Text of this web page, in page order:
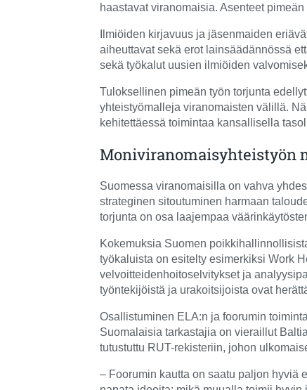
haastavat viranomaisia. Asenteet
Ilmiöiden kirjavuus ja jäsenmaiden
aiheuttavat sekä erot lainsäädännössä
sekä työkalut uusien ilmiöiden
Tuloksellinen pimeän työn torjunta
yhteistyömalleja viranomaisten välillä.
kehitettäessä toimintaa kansallisella
Moniviranomaisyhteistyön
Suomessa viranomaisilla on vahva
strateginen sitoutuminen harmaan
torjunta on osa laajempaa
Kokemuksia Suomen
työkaluista on esitelty esimerkiksi Work
velvoitteidenhoitoselvitykset ja
työntekijöistä ja urakoitsijoista ovat
Osallistuminen ELA:n ja foorumin
Suomalaisia tarkastajia on vieraillut
tutustuttu RUT-rekisteriin, johon
– Foorumin kautta on saatu paljon hyviä